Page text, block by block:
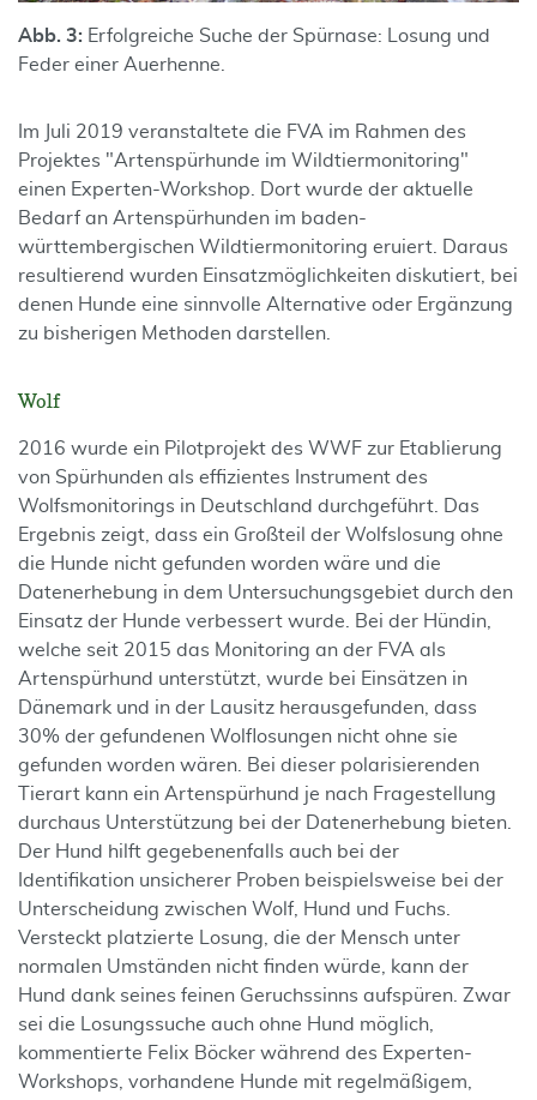
Abb. 3: Erfolgreiche Suche der Spürnase: Losung und
Feder einer Auerhenne.
Im Juli 2019 veranstaltete die FVA im Rahmen des
Projektes "Artenspürhunde im Wildtiermonitoring"
einen Experten-Workshop. Dort wurde der aktuelle
Bedarf an Artenspürhunden im baden-
württembergischen Wildtiermonitoring eruiert. Daraus
resultierend wurden Einsatzmöglichkeiten diskutiert, bei
denen Hunde eine sinnvolle Alternative oder Ergänzung
zu bisherigen Methoden darstellen.
Wolf
2016 wurde ein Pilotprojekt des WWF zur Etablierung
von Spürhunden als effizientes Instrument des
Wolfsmonitorings in Deutschland durchgeführt. Das
Ergebnis zeigt, dass ein Großteil der Wolfslosung ohne
die Hunde nicht gefunden worden wäre und die
Datenerhebung in dem Untersuchungsgebiet durch den
Einsatz der Hunde verbessert wurde. Bei der Hündin,
welche seit 2015 das Monitoring an der FVA als
Artenspürhund unterstützt, wurde bei Einsätzen in
Dänemark und in der Lausitz herausgefunden, dass
30% der gefundenen Wolflosungen nicht ohne sie
gefunden worden wären. Bei dieser polarisierenden
Tierart kann ein Artenspürhund je nach Fragestellung
durchaus Unterstützung bei der Datenerhebung bieten.
Der Hund hilft gegebenenfalls auch bei der
Identifikation unsicherer Proben beispielsweise bei der
Unterscheidung zwischen Wolf, Hund und Fuchs.
Versteckt platzierte Losung, die der Mensch unter
normalen Umständen nicht finden würde, kann der
Hund dank seines feinen Geruchssinns aufspüren. Zwar
sei die Losungssuche auch ohne Hund möglich,
kommentierte Felix Böcker während des Experten-
Workshops, vorhandene Hunde mit regelmäßigem,